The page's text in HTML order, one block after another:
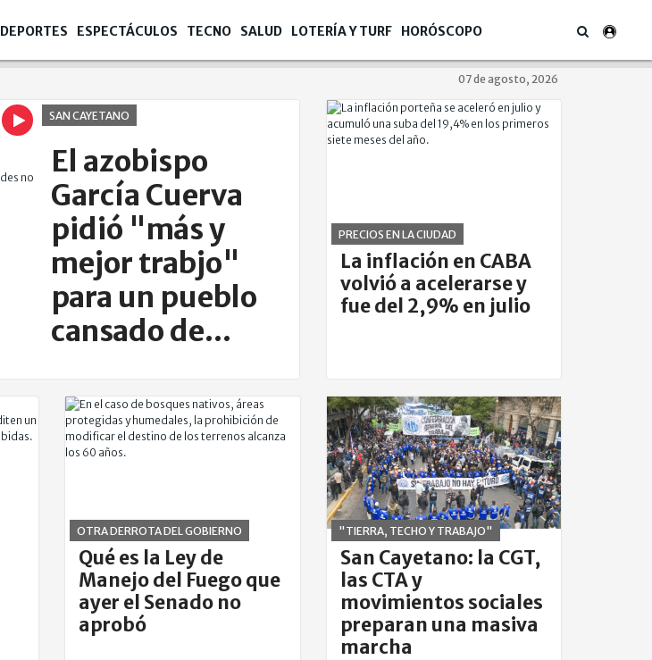
DEPORTES ESPECTÁCULOS TECNO SALUD LOTERÍA Y TURF HORÓSCOPO
07 de agosto, 2026
SAN CAYETANO
El azobispo
García Cuerva
pidió "más y
mejor trabjo"
para un pueblo
cansado de
PRECIOS EN LA CIUDAD
La inflación en CABA
volvió a acelerarse y
fue del 2,9% en julio
OTRA DERROTA DEL GOBIERNO
Qué es la Ley de
Manejo del Fuego que
ayer el Senado no
aprobó
"TIERRA, TECHO Y TRABAJO"
San Cayetano: la CGT,
las CTA y
movimientos sociales
preparan una masiva
marcha